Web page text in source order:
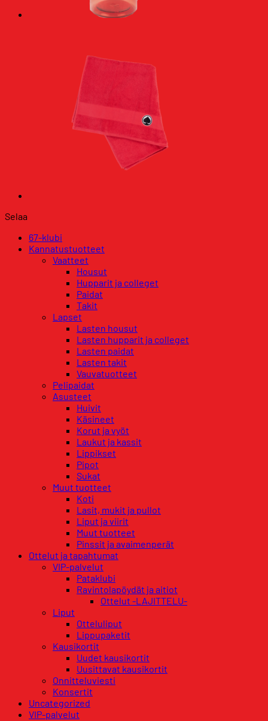
Selaa
67-klubi
Kannatustuotteet
Vaatteet
Housut
Hupparit ja colleget
Paidat
Takit
Lapset
Lasten housut
Lasten hupparit ja colleget
Lasten paidat
Lasten takit
Vauvatuotteet
Pelipaidat
Asusteet
Huivit
Käsineet
Korut ja vyöt
Laukut ja kassit
Lippikset
Pipot
Sukat
Muut tuotteet
Koti
Lasit, mukit ja pullot
Liput ja viirit
Muut tuotteet
Pinssit ja avaimenperät
Ottelut ja tapahtumat
VIP-palvelut
Pataklubi
Ravintolapöydät ja aitiot
Ottelut -LAJITTELU-
Liput
Otteluliput
Lippupaketit
Kausikortit
Uudet kausikortit
Uusittavat kausikortit
Onnitteluviesti
Konsertit
Uncategorized
VIP-palvelut